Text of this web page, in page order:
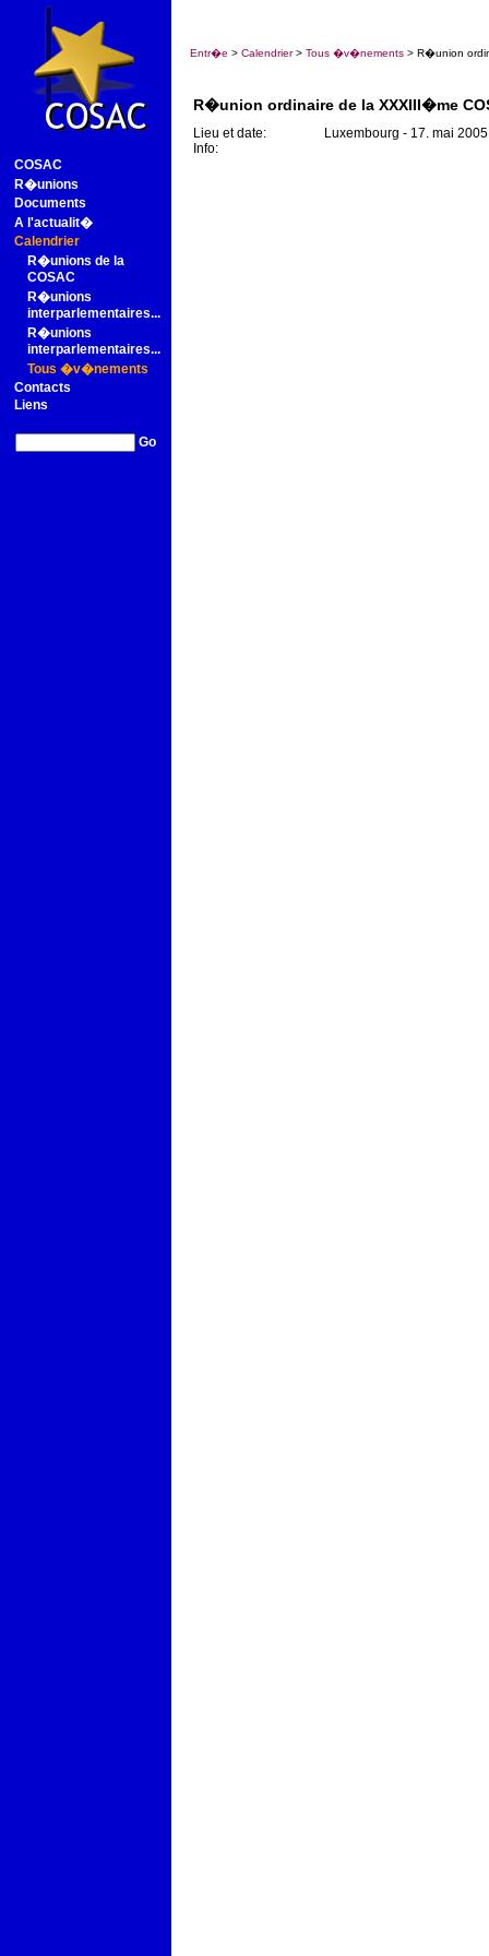
COSAC
R�unions
Documents
A l'actualit�
Calendrier
R�unions de la
COSAC
R�unions
interparlementaires...
R�unions
interparlementaires...
Tous �v�nements
Contacts
Liens
Go
Entr�e > Calendrier> Tous �v�nements > R�union
R�union ordinaire de la XXXIII�me
Lieu et date:
Luxembourg - 17. mai
Info: